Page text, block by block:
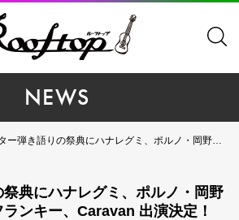
NEWS
弾き語りの祭典にハナレグミ、ポルノ・岡野昭仁、リリー・フランキー、Caravan 出演決定！
典にハナレグミ、ポルノ・岡野
ンキー、Caravan 出演決定！